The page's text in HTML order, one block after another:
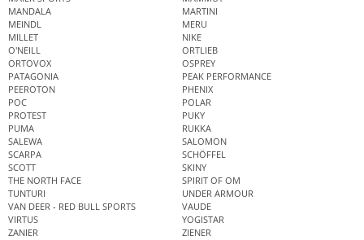
MANDALA
MARTINI
MEINDL
MERU
MILLET
NIKE
O'NEILL
ORTLIEB
ORTOVOX
OSPREY
PATAGONIA
PEAK PERFORMANCE
PEEROTON
PHENIX
POC
POLAR
PROTEST
PUKY
PUMA
RUKKA
SALEWA
SALOMON
SCARPA
SCHÖFFEL
SCOTT
SKINY
THE NORTH FACE
SPIRIT OF OM
TUNTURI
UNDER ARMOUR
VAN DEER - RED BULL SPORTS
VAUDE
VIRTUS
YOGISTAR
ZANIER
ZIENER